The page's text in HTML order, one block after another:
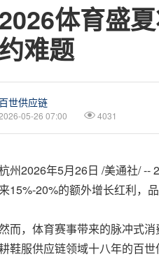
2026体育盛
约难题
世供应链
05-26 07:00 4031
州2026年5月26日 /美通社/ --
来15%-20%的额外增长红利，
而，体育赛事带来的脉冲式
鞋服供应链领域十八年的百